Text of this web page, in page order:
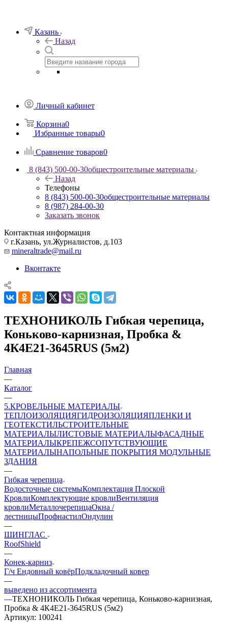
Казань
Назад
Личный кабинет
Корзина0
Избранные товары0
Сравнение товаров0
8 (843) 500-00-30общестроительные материалы
Назад
Телефоны
8 (843) 500-00-30общестроительные материалы
8 (987) 284-00-30
Заказать звонок
Контактная информация
г.Казань, ул.Журналистов, д.103
mineraltrade@mail.ru
Вконтакте
ТЕХНОНИКОЛЬ Гибкая черепица,
Коньково-карнизная, Пробка &
4К4Е21-3645RUS (5м2)
Главная
—
Каталог
—
5.КРОВЕЛЬНЫЕ МАТЕРИАЛЫ
ТЕПЛОИЗОЛЯЦИЯГИДРОИЗОЛЯЦИЯПЛЕНКИ И
ГЕОТЕКСТИЛЬСТРОИТЕЛЬНЫЕ
МАТЕРИАЛЫЛИСТОВЫЕ МАТЕРИАЛЫФАСАДНЫЕ
МАТЕРИАЛЫКРЕПЕЖСОПУТСТВУЮЩИЕ
МАТЕРИАЛЫНАПОЛЬНЫЕ ПОКРЫТИЯ МОДУЛЬНЫЕ
ЗДАНИЯ
—
Гибкая черепица
Водосточные системыКомплектация Плоской
КровлиКомплектующие кровлиВентиляция
кровлиМеталлочерепицаОкна /
лестницыПрофнастилОндулин
—
ШИНГЛАС
RoofShield
—
Конек-карниз
Г/ч Ендовный ковёрПодкладочный ковер
—
выведено из ассортимента
—ТЕХНОНИКОЛЬ Гибкая черепица, Коньково-карнизная,
Пробка & 4К4Е21-3645RUS (5м2)
Артикул: 100241